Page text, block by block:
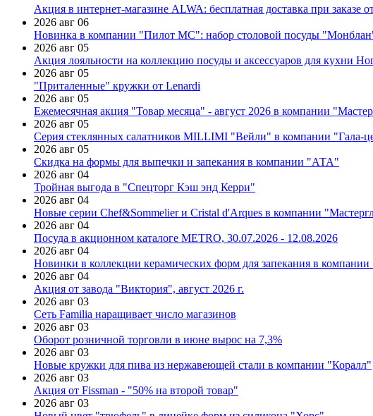
Акция в интернет-магазине ALWA: бесплатная доставка при заказе
2026 авг 06
Новинка в компании "Пилот МС": набор столовой посуды
2026 авг 05
Акция лояльности на коллекцию посуды и аксессуаров для кухни
2026 авг 05
"Приталенные" кружки от Lenardi
2026 авг 05
Ежемесячная акция "Товар месяца" - август 2026 в компании
2026 авг 05
Серия стеклянных салатников MILLIMI "Вейли" в компании "Гала-
2026 авг 05
Скидка на формы для выпечки и запекания в компании "АТА"
2026 авг 04
Тройная выгода в "Спецторг Кэш энд Керри"
2026 авг 04
Новые серии Chef&Sommelier и Cristal d'Arques в компании
2026 авг 04
Посуда в акционном каталоге METRO, 30.07.2026 - 12.08.2026
2026 авг 04
Новинки в коллекции керамических форм для запекания в
2026 авг 04
Акция от завода "Виктория", август 2026 г.
2026 авг 03
Сеть Familia наращивает число магазинов
2026 авг 03
Оборот розничной торговли в июне вырос на 7,3%
2026 авг 03
Новые кружки для пива из нержавеющей стали в компании "Коралл"
2026 авг 03
Акция от Fissman - "50% на второй товар"
2026 авг 03